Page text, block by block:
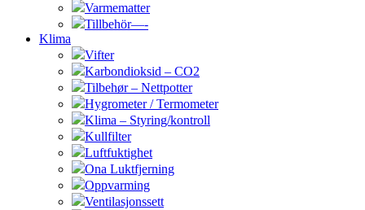
Varmematter
Tillbehör—-
Klima
Vifter
Karbondioksid – CO2
Tilbehør – Nettpotter
Hygrometer / Termometer
Klima – Styring/kontroll
Kullfilter
Luftfuktighet
Ona Luktfjerning
Oppvarming
Ventilasjonssett